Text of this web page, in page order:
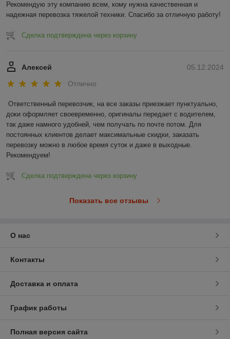
Рекомендую эту компанию всем, кому нужна качественная и
надежная перевозка тяжелой техники. Спасибо за отличную работу!
Сделка подтверждена через корзину
05.12.2024
Алексей
Отлично
Ответственный перевозчик, на все заказы приезжает пунктуально,
доки оформляет своевременно, оригиналы передает с водителем,
так даже намного удобней, чем получать по почте потом. Для
постоянных клиентов делает максимальные скидки, заказать
перевозку можно в любое время суток и даже в выходные.
Рекомендуем!
Сделка подтверждена через корзину
Показать все отзывы
О нас
Контакты
Доставка и оплата
График работы
Полная версия сайта